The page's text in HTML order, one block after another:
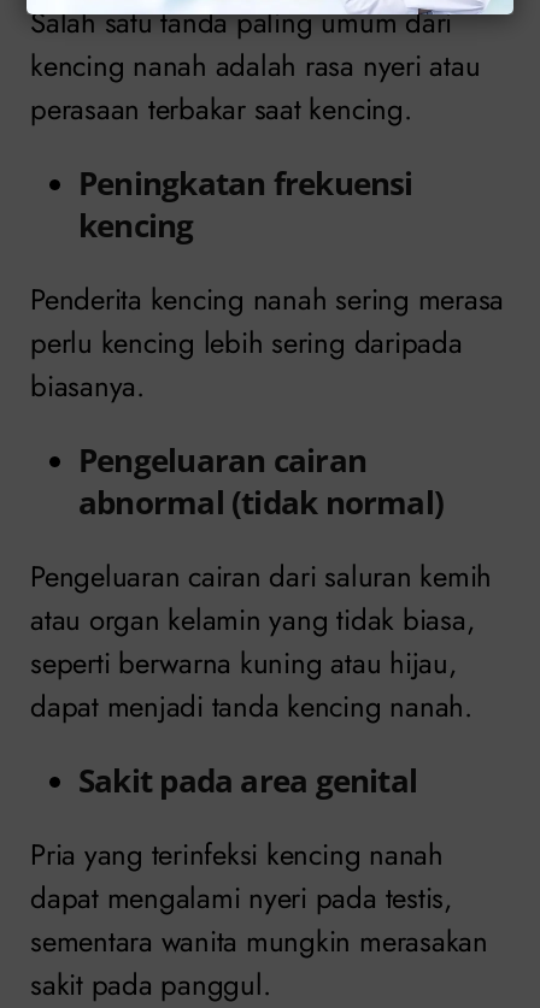
Salah satu tanda paling umum dari
kencing nanah adalah rasa nyeri atau
perasaan terbakar saat kencing.
Peningkatan frekuensi
kencing
Penderita kencing nanah sering merasa
perlu kencing lebih sering daripada
biasanya.
Pengeluaran cairan
abnormal (tidak normal)
Pengeluaran cairan dari saluran kemih
atau organ kelamin yang tidak biasa,
seperti berwarna kuning atau hijau,
dapat menjadi tanda kencing nanah.
Sakit pada area genital
Pria yang terinfeksi kencing nanah
dapat mengalami nyeri pada testis,
sementara wanita mungkin merasakan
sakit pada panggul.